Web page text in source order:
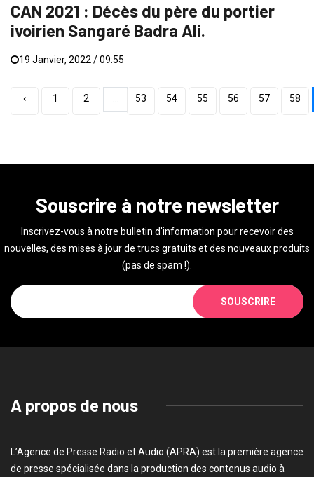
CAN 2021 : Décès du père du portier
ivoirien Sangaré Badra Ali.
19 Janvier, 2022 / 09:55
‹ 1 2 53 54 55 56 57 58
Souscrire à notre newsletter
Inscrivez-vous à notre bulletin d'information pour recevoir des
nouvelles, des mises à jour de trucs gratuits et des nouveaux produits
(pas de spam !).
SOUSCRIRE
A propos de nous
L’Agence de Presse Radio et Audio (APRA) est la première agence
de presse spécialisée dans la production des contenus audio à